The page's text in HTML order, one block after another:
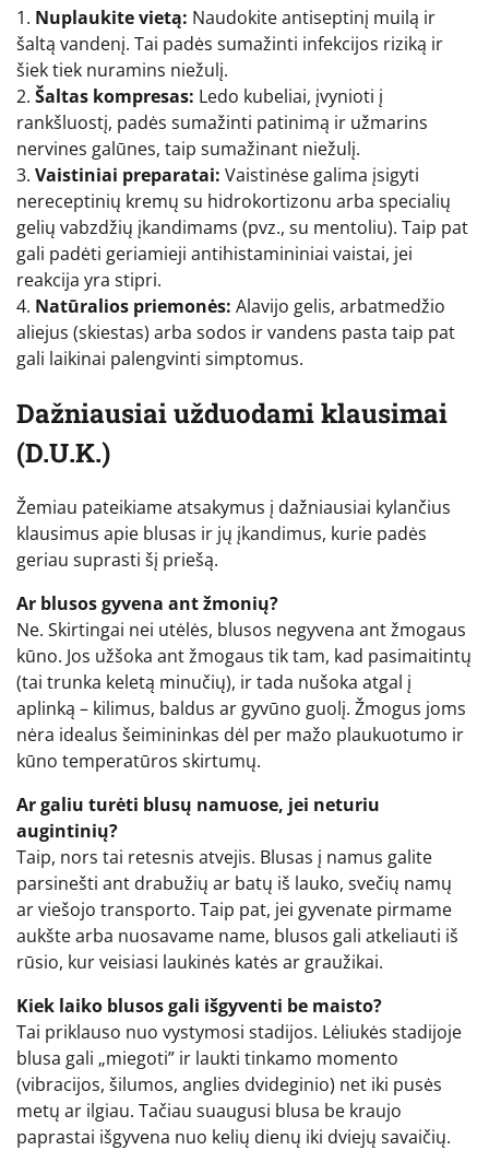
1. Nuplaukite vietą: Naudokite antiseptinį muilą ir
šaltą vandenį. Tai padės sumažinti infekcijos riziką ir
šiek tiek nuramins niežulį.
2. Šaltas kompresas: Ledo kubeliai, įvynioti į
rankšluostį, padės sumažinti patinimą ir užmarins
nervines galūnes, taip sumažinant niežulį.
3. Vaistiniai preparatai: Vaistinėse galima įsigyti
nereceptinių kremų su hidrokortizonu arba specialių
gelių vabzdžių įkandimams (pvz., su mentoliu). Taip pat
gali padėti geriamieji antihistamininiai vaistai, jei
reakcija yra stipri.
4. Natūralios priemonės: Alavijo gelis, arbatmedžio
aliejus (skiestas) arba sodos ir vandens pasta taip pat
gali laikinai palengvinti simptomus.
Dažniausiai užduodami klausimai
(D.U.K.)
Žemiau pateikiame atsakymus į dažniausiai kylančius
klausimus apie blusas ir jų įkandimus, kurie padės
geriau suprasti šį priešą.
Ar blusos gyvena ant žmonių?
Ne. Skirtingai nei utėlės, blusos negyvena ant žmogaus
kūno. Jos užšoka ant žmogaus tik tam, kad pasimaitintų
(tai trunka keletą minučių), ir tada nušoka atgal į
aplinką – kilimus, baldus ar gyvūno guolį. Žmogus joms
nėra idealus šeimininkas dėl per mažo plaukuotumo ir
kūno temperatūros skirtumų.
Ar galiu turėti blusų namuose, jei neturiu
augintinių?
Taip, nors tai retesnis atvejis. Blusas į namus galite
parsinešti ant drabužių ar batų iš lauko, svečių namų
ar viešojo transporto. Taip pat, jei gyvenate pirmame
aukšte arba nuosavame name, blusos gali atkeliauti iš
rūsio, kur veisiasi laukinės katės ar graužikai.
Kiek laiko blusos gali išgyventi be maisto?
Tai priklauso nuo vystymosi stadijos. Lėliukės stadijoje
blusa gali „miegoti” ir laukti tinkamo momento
(vibracijos, šilumos, anglies dvideginio) net iki pusės
metų ar ilgiau. Tačiau suaugusi blusa be kraujo
paprastai išgyvena nuo kelių dienų iki dviejų savaičių.